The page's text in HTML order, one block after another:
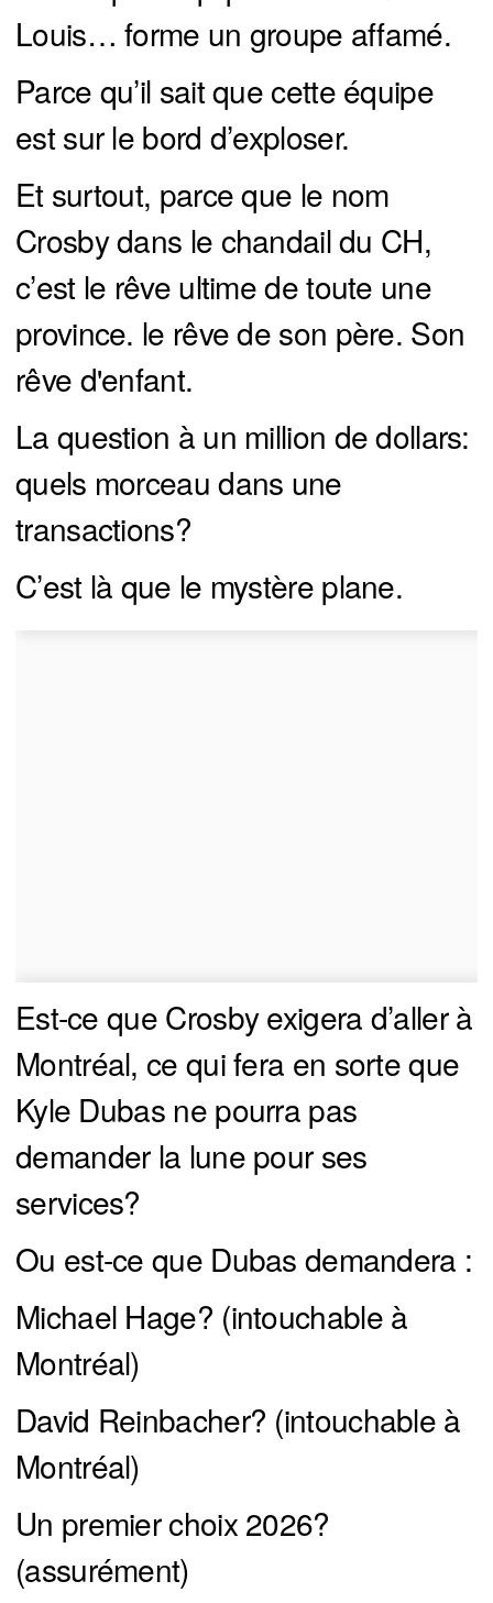
Louis… forme un groupe affamé.
Parce qu’il sait que cette équipe
est sur le bord d’exploser.
Et surtout, parce que le nom
Crosby dans le chandail du CH,
c’est le rêve ultime de toute une
province. le rêve de son père. Son
rêve d'enfant.
La question à un million de dollars:
quels morceau dans une
transactions?
C’est là que le mystère plane.
Est-ce que Crosby exigera d’aller à
Montréal, ce qui fera en sorte que
Kyle Dubas ne pourra pas
demander la lune pour ses
services?
Ou est-ce que Dubas demandera :
Michael Hage? (intouchable à
Montréal)
David Reinbacher? (intouchable à
Montréal)
Un premier choix 2026?
(assurément)